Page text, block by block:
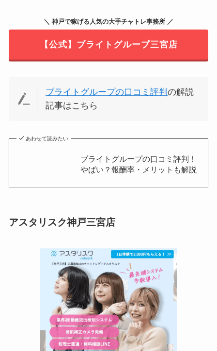
＼ 神戸で稼げる人気の大手チャトレ事務所 ／
【公式】ブライトグループ三宮店
ブライトグループの口コミ評判の解説
記事はこちら
あわせて読みたい
ブライトグループの口コミ評判！
やばい？報酬率・メリットも解説
アスタリスク神戸三宮店